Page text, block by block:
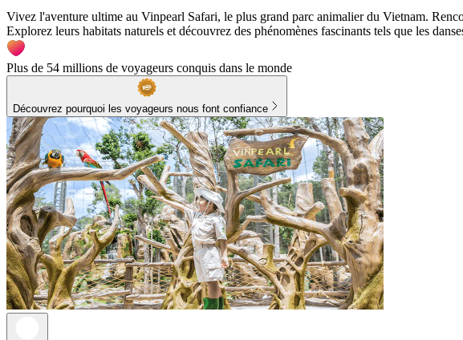
Vivez l'aventure ultime au Vinpearl Safari, le plus grand parc animalier du Vietnam.
Explorez leurs habitats naturels et découvrez des phénomènes fascinants tels que les
Plus de 54 millions de voyageurs conquis dans le monde
Découvrez pourquoi les voyageurs nous font confiance